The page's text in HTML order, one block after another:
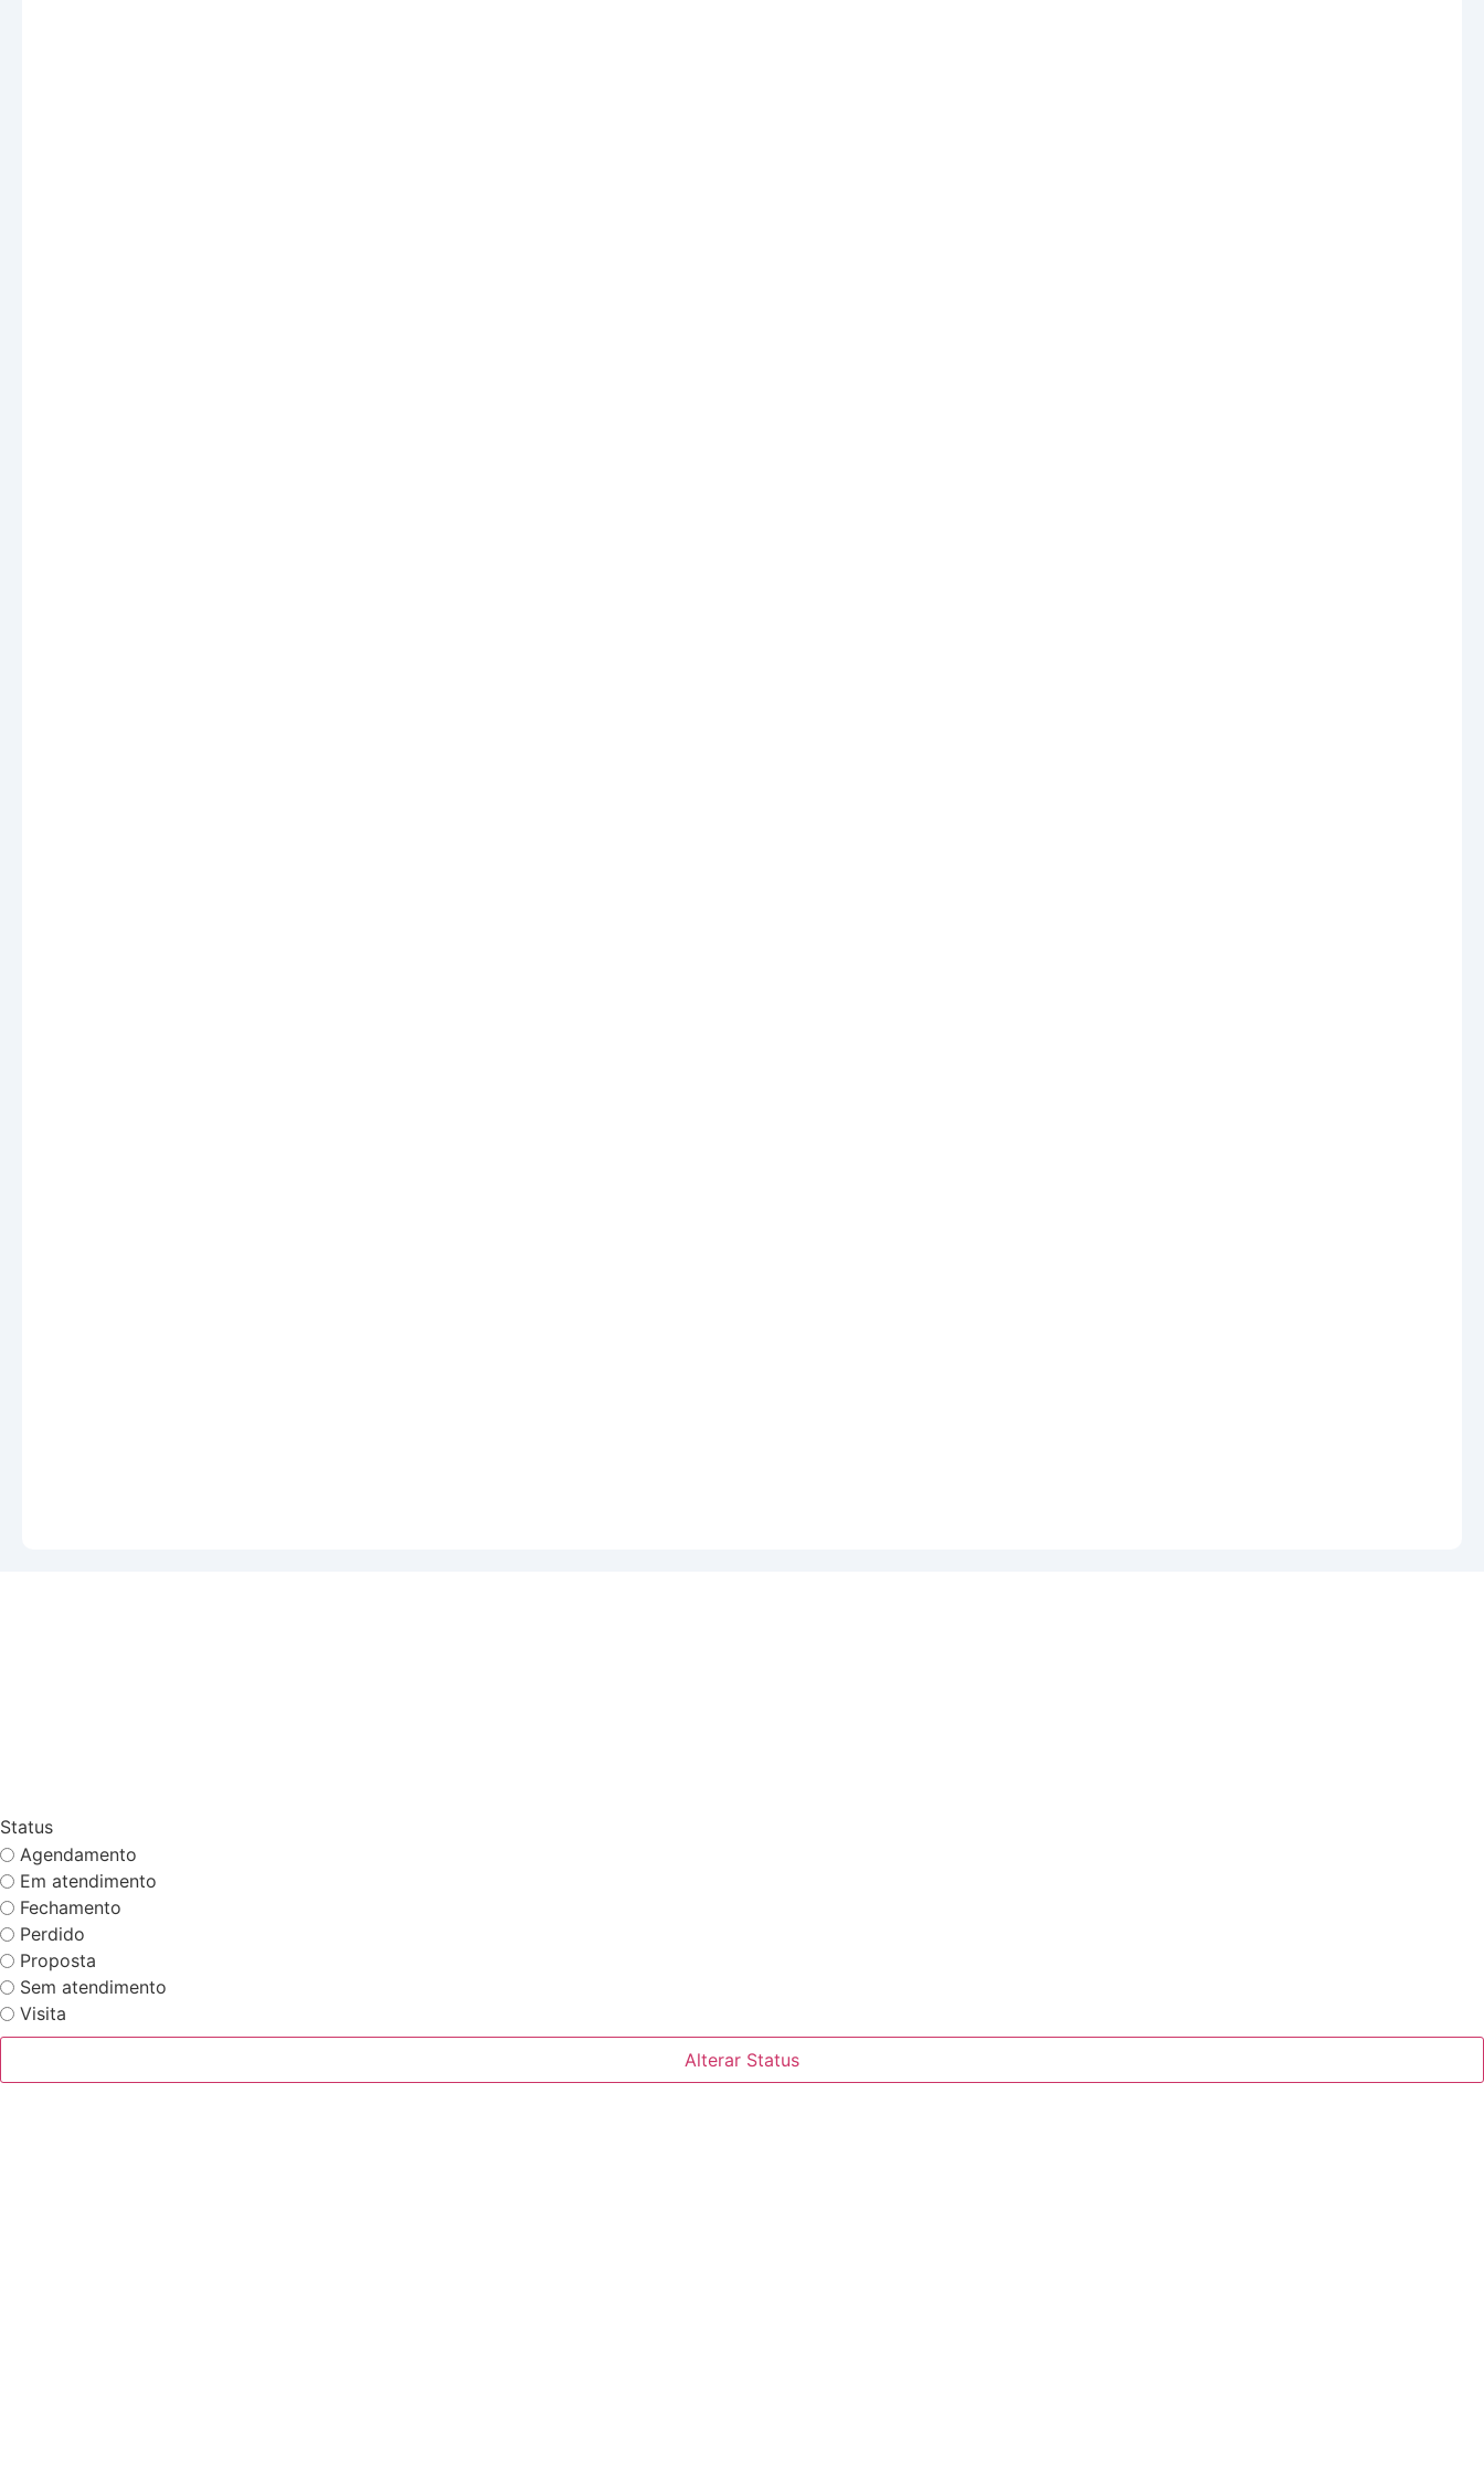
Status
Agendamento
Em atendimento
Fechamento
Perdido
Proposta
Sem atendimento
Visita
Alterar Status